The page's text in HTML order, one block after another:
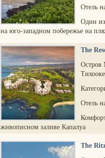
Отель
Один
на юго-западном побережье на
The
Остров
Отель
живописном заливе Капалуа
The